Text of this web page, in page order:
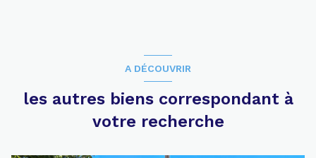
A DÉCOUVRIR
les autres biens correspondant à
votre recherche